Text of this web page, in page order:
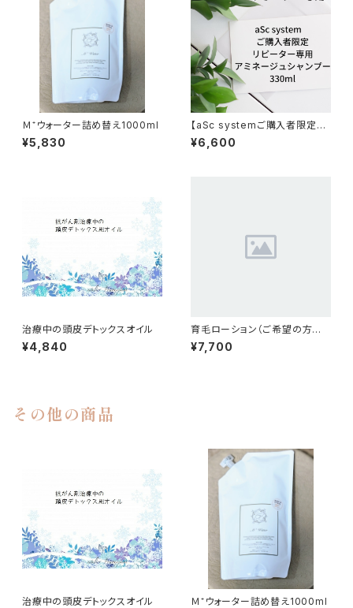
Ｍ⁺ウォーター詰め替え1000ml
¥5,830
【aSc systemご購入者限定】
アミネージュシャンプー330ml
¥6,600
治療中の頭皮デトックスオイル
¥4,840
育毛ローション（ご希望の方はメ
ールでご連絡下さい）
¥7,700
その他の商品
治療中の頭皮デトックスオイル Ｍ⁺ウォーター詰め替え1000ml